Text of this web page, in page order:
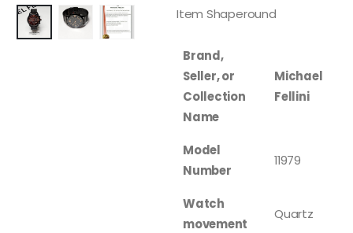
Item Shaperound
Brand,
Seller, or
Collection
Name
Michael
Fellini
Model
Number
11979
Watch
movement
Quartz